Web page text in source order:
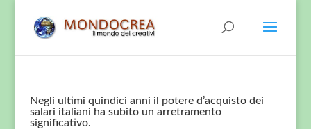
Negli ultimi quindici anni il potere d’acquisto dei
salari italiani ha subito un arretramento
significativo.